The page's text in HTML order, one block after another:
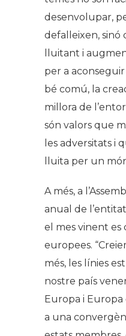
desenvolupar,
defalleixen,
lluitant i
per a aconseguir
bé comú, la
millora de
són valors que
les adversitats i
lluita per un
A més, a
anual de
el mes vinent es
europees.
més, les línies
nostre país
Europa i Europa
a una